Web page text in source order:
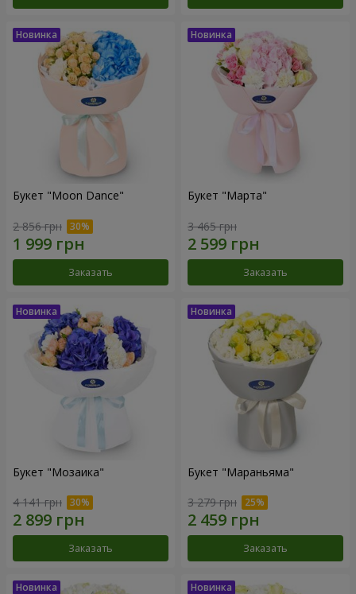
Букет "Moon Dance"
2 856 грн
Заказать
Букет "Марта"
3 465 грн
Заказать
Букет "Мозаика"
4 141 грн
Заказать
Букет "Мараньяма"
3 279 грн
Заказать